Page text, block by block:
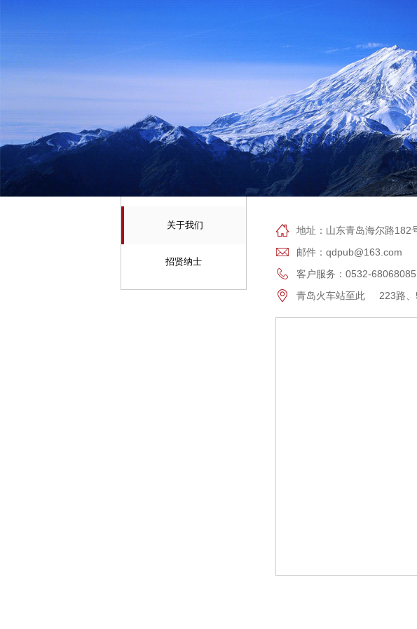
关于我们
招贤纳士
地址：山东青岛海尔路182
邮件：qdpub@163.com
客户服务：0532-68068085
青岛火车站至此
223路